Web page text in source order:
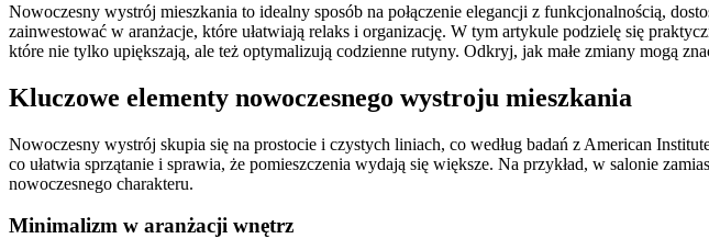
Nowoczesny wystrój mieszkania to idealny sposób na połączenie elegancji z funkcjonalnością,
zainwestować w aranżacje, które ułatwiają relaks i organizację. W tym artykule podzielę się
które nie tylko upiększają, ale też optymalizują codzienne rutyny. Odkryj, jak małe zmiany mogą
Kluczowe elementy nowoczesnego wystroju mieszkania
Nowoczesny wystrój skupia się na prostocie i czystych liniach, co według badań z American
co ułatwia sprzątanie i sprawia, że pomieszczenia wydają się większe. Na przykład, w salonie
nowoczesnego charakteru.
Minimalizm w aranżacji wnętrz